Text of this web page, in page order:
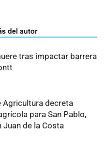
del autor
tras impactar barrera
Agricultura decreta
para San Pablo,
Juan de la Costa